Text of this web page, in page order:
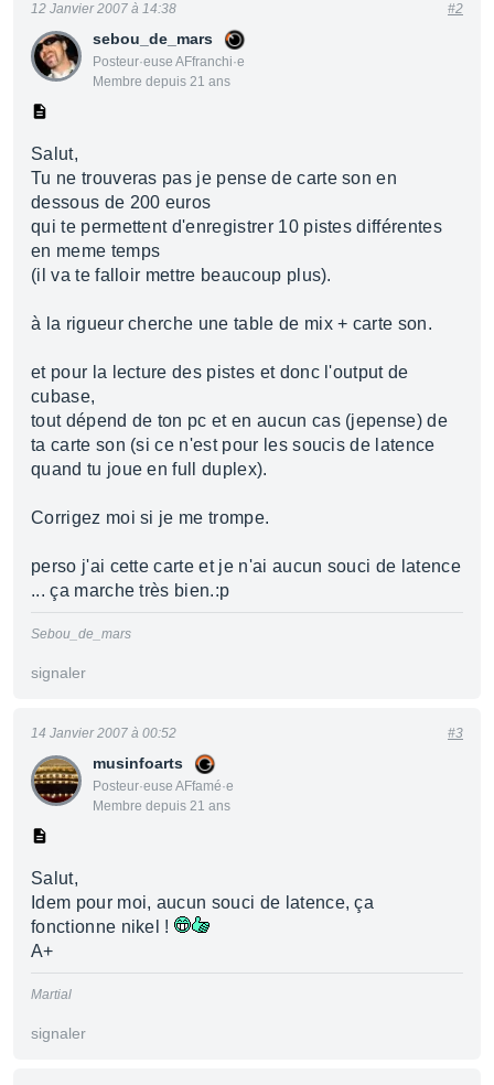
sebou_de_mars
Posteur·euse AFfranchi·e
Membre depuis 21 ans
12 Janvier 2007 à 14:38 #2
Salut,
Tu ne trouveras pas je pense de carte son en
dessous de 200 euros
qui te permettent d'enregistrer 10 pistes différentes
en meme temps
(il va te falloir mettre beaucoup plus).
à la rigueur cherche une table de mix + carte son.
et pour la lecture des pistes et donc l'output de
cubase,
tout dépend de ton pc et en aucun cas (jepense) de
ta carte son (si ce n'est pour les soucis de latence
quand tu joue en full duplex).
Corrigez moi si je me trompe.
perso j'ai cette carte et je n'ai aucun souci de latence
... ça marche très bien.:p
Sebou_de_mars
signaler
musinfoarts
Posteur·euse AFfamé·e
Membre depuis 21 ans
14 Janvier 2007 à 00:52 #3
Salut,
Idem pour moi, aucun souci de latence, ça
fonctionne nikel !
A+
Martial
signaler